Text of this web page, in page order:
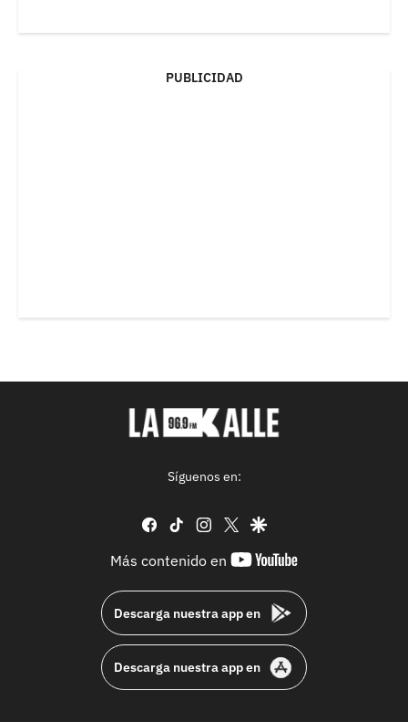
PUBLICIDAD
Síguenos en:
facebook
tiktok instagram
twittergoogle
Más contenido en
youtube-
Descarga nuestra app en
Descarga nuestra app en